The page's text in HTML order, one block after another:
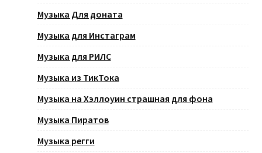
Музыка Для доната
Музыка для Инстаграм
Музыка для РИЛС
Музыка из ТикТока
Музыка на Хэллоуин страшная для фона
Музыка Пиратов
Музыка регги